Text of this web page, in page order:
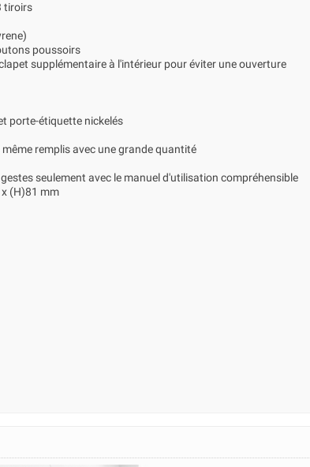
tiroirs
poussoirs
supplémentaire à l'intérieur pour éviter une ouverture
porte-étiquette nickelés
remplis avec une grande quantité
seulement avec le manuel d'utilisation compréhensible
(H)81 mm